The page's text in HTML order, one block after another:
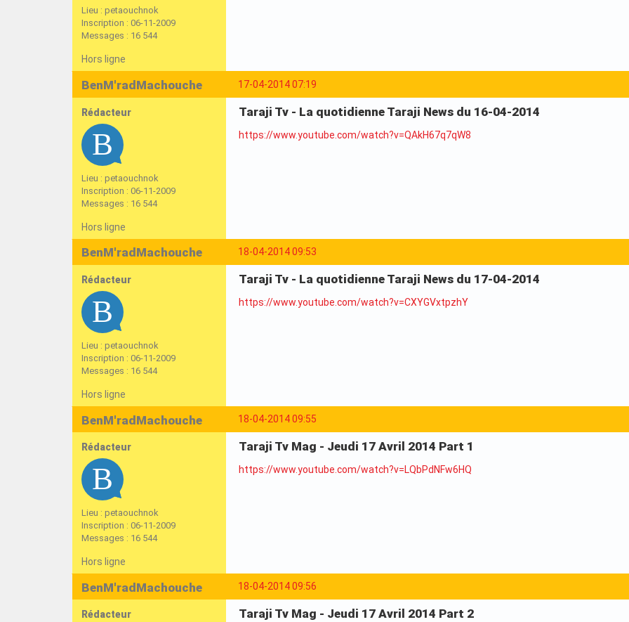
Lieu : petaouchnok
Inscription : 06-11-2009
Messages : 16 544
Hors ligne
17-04-2014 07:19
BenM'radMachouche
Rédacteur
Lieu : petaouchnok
Inscription : 06-11-2009
Messages : 16 544
Taraji Tv - La quotidienne Taraji News du 16-04-2014
https://www.youtube.com/watch?v=QAkH67q7qW8
Hors ligne
18-04-2014 09:53
BenM'radMachouche
Rédacteur
Lieu : petaouchnok
Inscription : 06-11-2009
Messages : 16 544
Taraji Tv - La quotidienne Taraji News du 17-04-2014
https://www.youtube.com/watch?v=CXYGVxtpzhY
Hors ligne
18-04-2014 09:55
BenM'radMachouche
Rédacteur
Lieu : petaouchnok
Inscription : 06-11-2009
Messages : 16 544
Taraji Tv Mag - Jeudi 17 Avril 2014 Part 1
https://www.youtube.com/watch?v=LQbPdNFw6HQ
Hors ligne
18-04-2014 09:56
BenM'radMachouche
Rédacteur Taraji Tv Mag - Jeudi 17 Avril 2014 Part 2